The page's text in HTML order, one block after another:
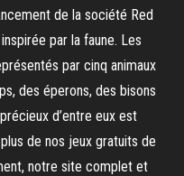
de la société Red
par la faune. Les
par cinq animaux
des éperons, des bisons
d’entre eux est
de nos jeux gratuits de
notre site complet et